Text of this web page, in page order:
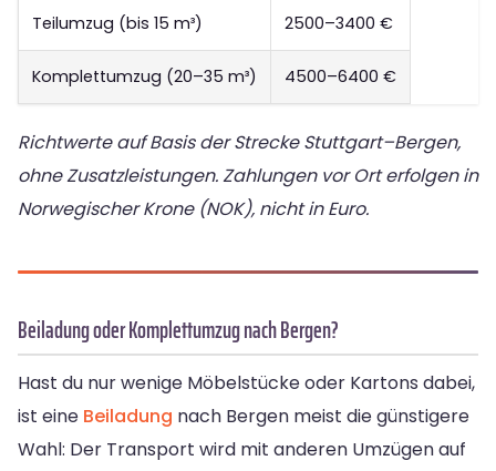
Teilumzug (bis 15 m³) 2500–3400 €
Komplettumzug (20–35 m³) 4500–6400 €
Richtwerte auf Basis der Strecke Stuttgart–Bergen,
ohne Zusatzleistungen. Zahlungen vor Ort erfolgen in
Norwegischer Krone (NOK), nicht in Euro.
Beiladung oder Komplettumzug nach Bergen?
Hast du nur wenige Möbelstücke oder Kartons dabei,
ist eine Beiladung nach Bergen meist die günstigere
Wahl: Der Transport wird mit anderen Umzügen auf